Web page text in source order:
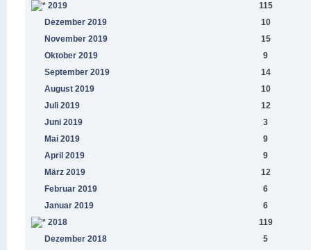
2019
115
Dezember 2019
10
November 2019
15
Oktober 2019
9
September 2019
14
August 2019
10
Juli 2019
12
Juni 2019
3
Mai 2019
9
April 2019
9
März 2019
12
Februar 2019
6
Januar 2019
6
2018
119
Dezember 2018
5